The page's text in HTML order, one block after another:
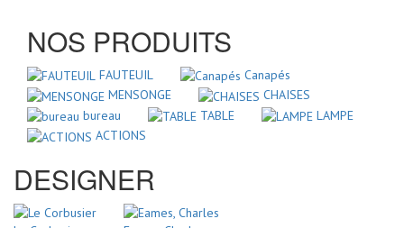
NOS PRODUITS
FAUTEUIL
Canapés
MENSONGE
CHAISES
bureau
TABLE
LAMPE
ACTIONS
DESIGNER